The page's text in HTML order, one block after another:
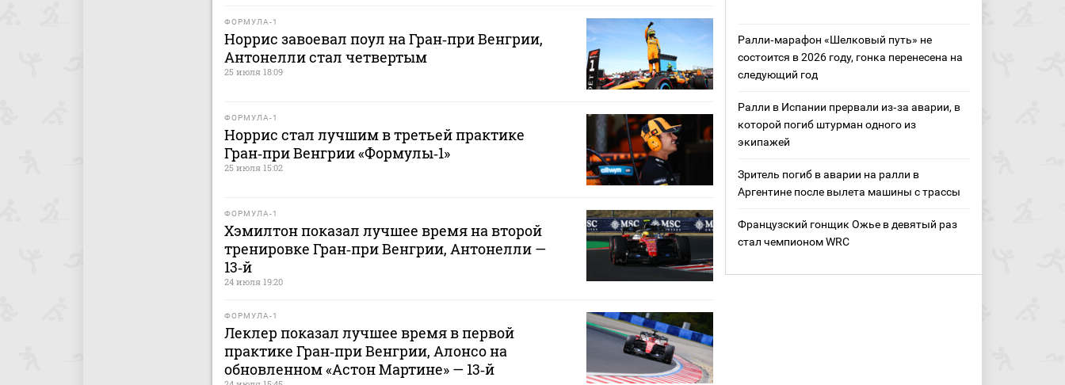
ФОРМУЛА-1
Норрис завоевал поул на Гран‑при Венгрии,
Антонелли стал четвертым
25 июля 18:09
ФОРМУЛА-1
Норрис стал лучшим в третьей практике
Гран‑при Венгрии «Формулы‑1»
25 июля 15:02
ФОРМУЛА-1
Хэмилтон показал лучшее время на второй
тренировке Гран‑при Венгрии, Антонелли —
13‑й
24 июля 19:20
ФОРМУЛА-1
Леклер показал лучшее время в первой
практике Гран‑при Венгрии, Алонсо на
обновленном «Астон Мартине» — 13‑й
Ралли‑марафон «Шелковый путь» не
состоится в 2026 году, гонка перенесена на
следующий год
Ралли в Испании прервали из‑за аварии, в
которой погиб штурман одного из
экипажей
Зритель погиб в аварии на ралли в
Аргентине после вылета машины с трассы
Французский гонщик Ожье в девятый раз
стал чемпионом WRC